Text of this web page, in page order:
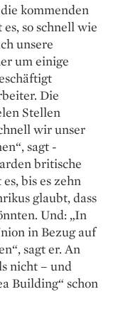
kommenden
so schnell wie
unsere
um ­einige
Die
Stellen
wir unser
sagt
britische
bis es zehn
glaubt, dass
Und: „In
in Bezug auf
sagt er. An
nicht – und
Building“ schon